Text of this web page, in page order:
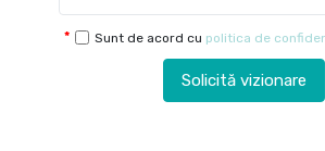
Sunt de acord cu politica de
Solicită vizionare